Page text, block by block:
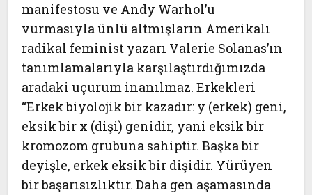
manifestosu ve Andy Warhol’u
vurmasıyla ünlü altmışların Amerikalı
radikal feminist yazarı Valerie Solanas’ın
tanımlamalarıyla karşılaştırdığımızda
aradaki uçurum inanılmaz. Erkekleri
“Erkek biyolojik bir kazadır: y (erkek) geni,
eksik bir x (dişi) genidir, yani eksik bir
kromozom grubuna sahiptir. Başka bir
deyişle, erkek eksik bir dişidir. Yürüyen
bir başarısızlıktır. Daha gen aşamasında